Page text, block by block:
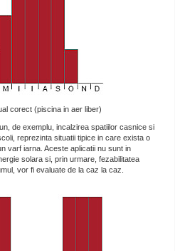
corect (piscina in aer liber)
de exemplu, incalzirea spatiilor casnice si
reprezinta situatii tipice in care exista o
varf iarna. Aceste aplicatii nu sunt in
solara si, prin urmare, fezabilitatea
vor fi evaluate de la caz la caz.